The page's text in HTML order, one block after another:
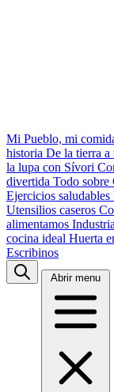
Mi Pueblo, mi
historia De la tierra a
la lupa con Sívori
divertida Todo sobre
Ejercicios saludables
Utensilios caseros
alimentamos
cocina ideal Huerta
Escribinos
Abrir menu